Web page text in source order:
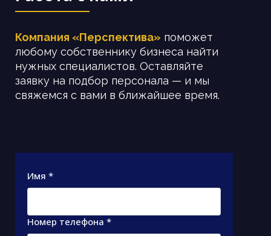
Имя *
Номер телефона *
Компания «Перспектива» поможет
любому собственнику бизнеса найти
нужных специалистов. Оставляйте
заявку на подбор персонала — и мы
свяжемся с вами в ближайшее время.